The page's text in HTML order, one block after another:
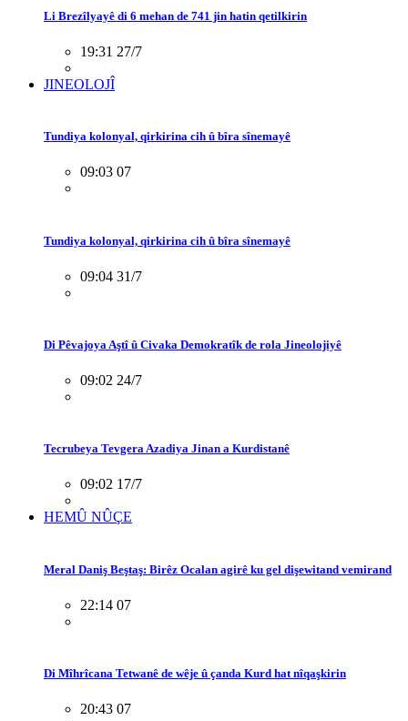
Li Brezîlyayê di 6 mehan de 741 jin hatin qetilkirin
19:31 27/7
JINEOLOJÎ
Tundiya kolonyal, qirkirina cih û bîra sînemayê
09:03 07
Tundiya kolonyal, qirkirina cih û bîra sînemayê
09:04 31/7
Di Pêvajoya Aştî û Civaka Demokratîk de rola Jineolojiyê
09:02 24/7
Tecrubeya Tevgera Azadiya Jinan a Kurdistanê
09:02 17/7
HEMÛ NÛÇE
Meral Daniş Beştaş: Birêz Ocalan agirê ku gel dişewitand vemirand
22:14 07
Di Mîhrîcana Tetwanê de wêje û çanda Kurd hat nîqaşkirin
20:43 07